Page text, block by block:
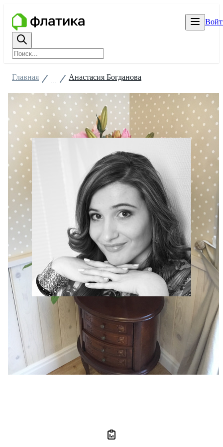
Главная Анастасия Богданова
Анастасия Богданова
4.6
5 отзывов